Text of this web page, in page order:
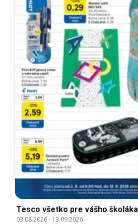
Tesco všetko pre vášho školáka
03.08.2026- 13.09.2026